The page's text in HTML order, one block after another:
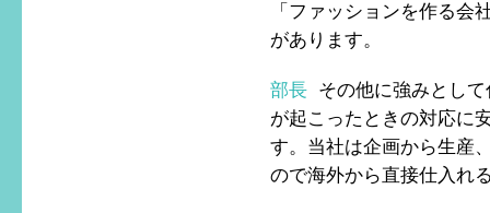
「ファッションを作る
があります。
部長 その他に強みとし
が起こったときの対応に
す。当社は企画から生産
ので海外から直接仕入れ